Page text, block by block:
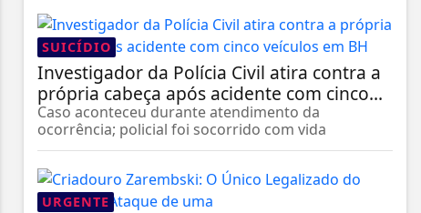
SUICÍDIO
Investigador da Polícia Civil atira contra a
própria cabeça após acidente com cinco...
Caso aconteceu durante atendimento da
ocorrência; policial foi socorrido com vida
URGENTE